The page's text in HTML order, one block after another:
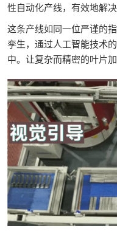
性自动化产线，有效地解决
这条产线如同一位严谨的
孪生，通过人工智能技术
中。让复杂而精密的叶片